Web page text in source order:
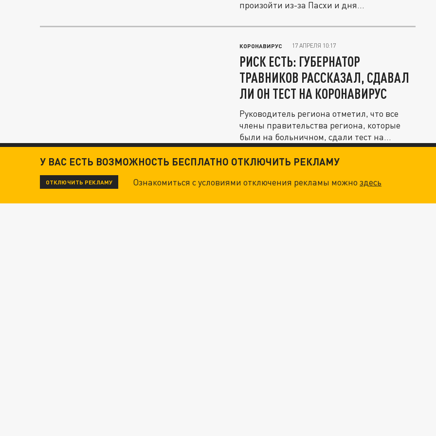
произойти из-за Пасхи и дня...
КОРОНАВИРУС 17 АПРЕЛЯ 10:17
РИСК ЕСТЬ: ГУБЕРНАТОР
ТРАВНИКОВ РАССКАЗАЛ, СДАВАЛ
ЛИ ОН ТЕСТ НА КОРОНАВИРУС
Руководитель региона отметил, что все
члены правительства региона, которые
были на больничном, сдали тест на...
У ВАС ЕСТЬ ВОЗМОЖНОСТЬ БЕСПЛАТНО ОТКЛЮЧИТЬ РЕКЛАМУ
ОТКЛЮЧИТЬ РЕКЛАМУ Ознакомиться с условиями отключения рекламы можноздесь